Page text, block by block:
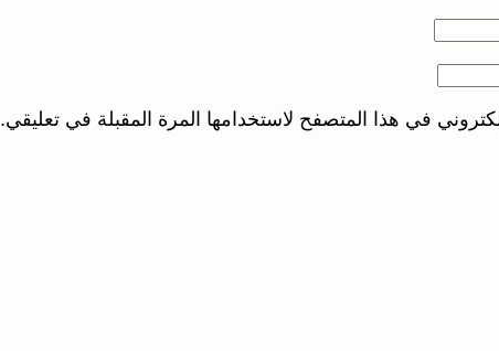
في هذا المتصفح لاستخدامها المرة المقبلة في تعليقي.